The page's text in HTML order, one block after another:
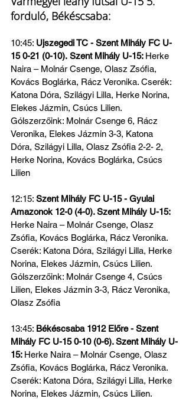
forduló, Békéscsaba:
10:45: Ujszegedi TC - Szent Mihály FC U-
15 0-21 (0-10). Szent Mihály U-15: Herke
Naira – Molnár Csenge, Olasz Zsófia,
Kovács Boglárka, Rácz Veronika. Cserék:
Katona Dóra, Szilágyi Lilla, Herke Norina,
Elekes Jázmin, Csúcs Lilien.
Gólszerzőink: Molnár Csenge 6, Rácz
Veronika, Elekes Jázmin 3-3, Katona
Dóra, Szilágyi Lilla, Olasz Zsófia 2-2- 2,
Herke Norina, Kovács Boglárka, Csúcs
Lilien
12:15: Szent Mihály FC U-15 - Gyulai
Amazonok 12-0 (4-0). Szent Mihály U-15:
Herke Naira – Molnár Csenge, Olasz
Zsófia, Kovács Boglárka, Rácz Veronika.
Cserék: Katona Dóra, Szilágyi Lilla, Herke
Norina, Elekes Jázmin, Csúcs Lilien.
Gólszerzőink: Molnár Csenge 4, Csúcs
Lilien, Elekes Jázmin 3-3, Rácz Veronika,
Olasz Zsófia
13:45: Békéscsaba 1912 Előre - Szent
Mihály FC U-15 0-10 (0-6). Szent Mihály U-
15: Herke Naira – Molnár Csenge, Olasz
Zsófia, Kovács Boglárka, Rácz Veronika.
Cserék: Katona Dóra, Szilágyi Lilla, Herke
Norina, Elekes Jázmin, Csúcs Lilien.